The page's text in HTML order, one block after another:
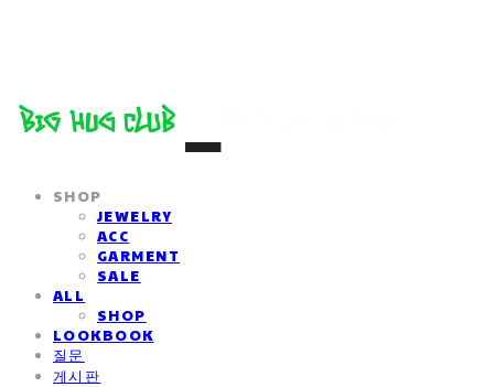
SHOP
JEWELRY
ACC
GARMENT
SALE
ALL
SHOP
LOOKBOOK
질문
게시판